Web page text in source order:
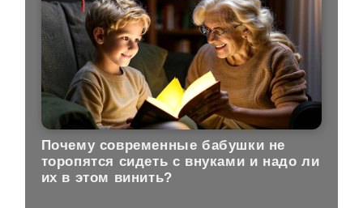
Почему современные бабушки не
торопятся сидеть с внуками и надо ли
их в этом винить?